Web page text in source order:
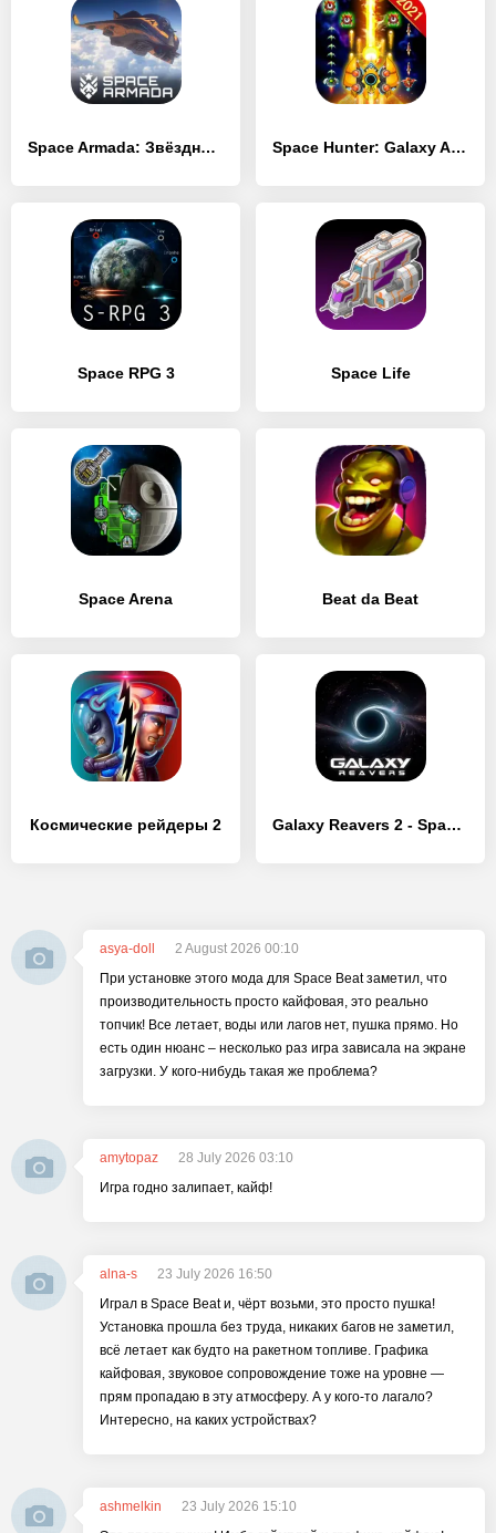
Space Armada: Звёздные битвы Space Hunter: Galaxy Attack Arcade Shooting Game
Space RPG 3 Space Life
Space Arena Beat da Beat
Космические рейдеры 2 Galaxy Reavers 2 - Space RTS
asya-doll
2 August 2026 00:10
При установке этого мода для Space Beat заметил, что
производительность просто кайфовая, это реально
топчик! Все летает, воды или лагов нет, пушка прямо. Но
есть один нюанс – несколько раз игра зависала на экране
загрузки. У кого-нибудь такая же проблема?
amytopaz
28 July 2026 03:10
Игра годно залипает, кайф!
alna-s
23 July 2026 16:50
Играл в Space Beat и, чёрт возьми, это просто пушка!
Установка прошла без труда, никаких багов не заметил,
всё летает как будто на ракетном топливе. Графика
кайфовая, звуковое сопровождение тоже на уровне —
прям пропадаю в эту атмосферу. А у кого-то лагало?
Интересно, на каких устройствах?
ashmelkin
23 July 2026 15:10